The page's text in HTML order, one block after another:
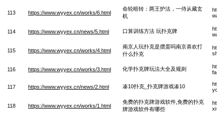
113 https://www.wyyex.cn/works/6.html
命轮暗转：两王护法，一侍从藏玄
机
114 https://www.wyyex.cn/news/5.html 口算训练方法 玩扑克牌
115 https://www.wyyex.cn/works/4.html
南京人玩扑克是掼蛋吗南京喜欢打
什么扑克
116 https://www.wyyex.cn/works/3.html 化学扑克牌玩法大全及规则
117 https://www.wyyex.cn/news/2.html 凑10扑克_扑克牌游戏凑10
118 https://www.wyyex.cn/works/1.html
免费的扑克牌游戏软件,免费的扑克
牌游戏软件有哪些